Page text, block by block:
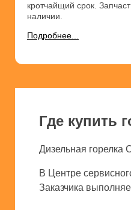
кротчайщий срок.
наличии.
Подробнее...
Где купить
Дизельная горелка
В Центре
Заказчика